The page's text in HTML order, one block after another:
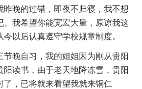
昨晚的过错，即夜不归寝，我不想
。我希望你能宽宏大量，原谅我这
以后认真遵守学校规章制度。
节晚自习，我的姐姐因为刚从贵阳
阳读书，由于老天地降冻雪，贵阳
了，已将就来看望我就来铜仁